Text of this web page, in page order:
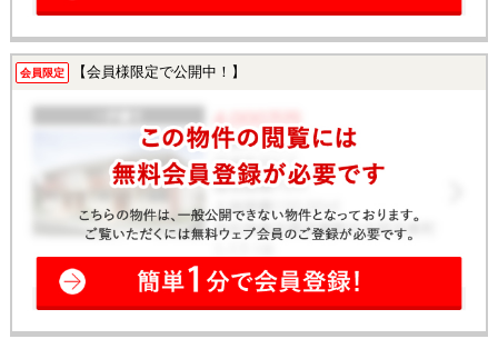
会員限定 【会員様限定で公開中！】